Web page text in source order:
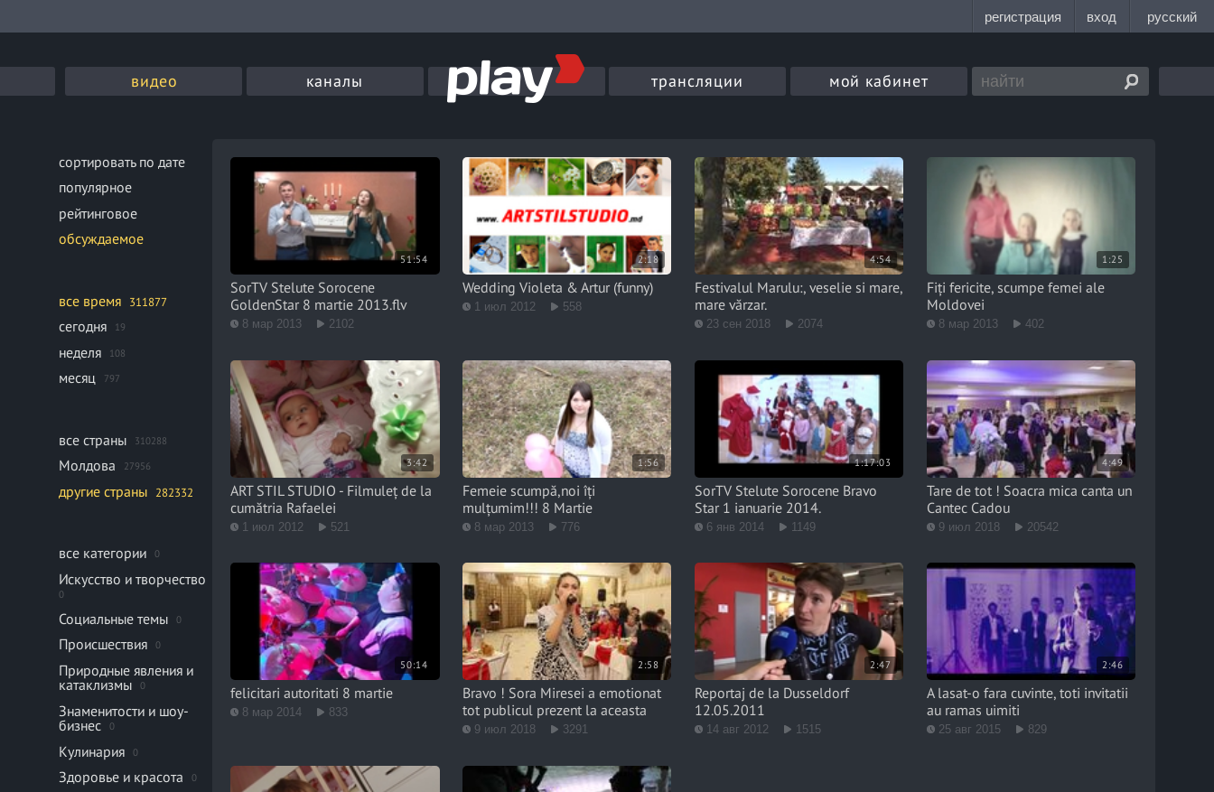
видео каналы трансляции мой кабинет
сортировать по дате
популярное
рейтинговое
обсуждаемое
все время 311877
сегодня 19
неделя 108
месяц 797
все страны 310288
Молдова 27956
другие страны 282332
все категории 0
Искусство и творчество
0
Социальные темы 0
Происшествия 0
Природные явления и
катаклизмы
0
Знаменитости и шоу-
бизнес
0
Кулинария 0
Здоровье и красота 0
51:54
SorTV Stelute Sorocene
GoldenStar 8 martie 2013.flv
8 мар 2013 2102
2:18
Wedding Violeta & Artur (funny)
1 июл 2012 558
4:54
Festivalul Marulu:, veselie si mare,
mare vărzar.
23 сен 2018 2074
1:25
Fiți fericite, scumpe femei ale
Moldovei
8 мар 2013 402
3:42
ART STIL STUDIO - Filmuleț de la
cumătria Rafaelei
1 июл 2012 521
1:56
Femeie scumpă,noi îți
mulțumim!!! 8 Martie
8 мар 2013 776
1:17:03
SorTV Stelute Sorocene Bravo
Star 1 ianuarie 2014.
6 янв 2014 1149
4:49
Tare de tot ! Soacra mica canta un
Cantec Cadou
9 июл 2018 20542
50:14
felicitari autoritati 8 martie
8 мар 2014 833
2:58
Bravo ! Sora Miresei a emotionat
tot publicul prezent la aceasta
9 июл 2018 3291
2:47
Reportaj de la Dusseldorf
12.05.2011
14 авг 2012 1515
2:46
A lasat-o fara cuvinte, toti invitatii
au ramas uimiti
25 авг 2015 829